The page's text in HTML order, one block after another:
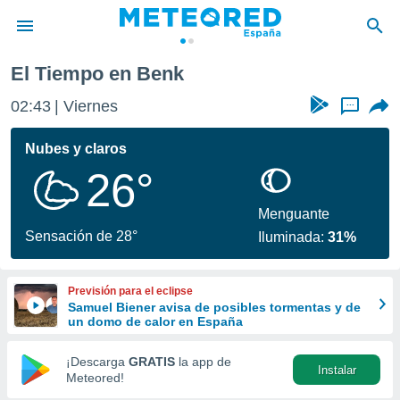
de
por
se
calidad.
a este
las
y
forma
digital
basada
El Tiempo en Benk
02:43 Viernes ...
Nubes y claros
26°
Sensación de 28°
Menguante
Iluminada:31%
Previsión para el eclipse
Samuel Biener avisa de posibles tormentas y de
un domo de calor en España
¡Descarga GRATIS la app de
Meteored!
Instalar